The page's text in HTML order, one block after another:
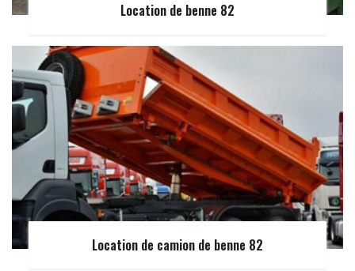
Location de benne 82
Location de camion de benne 82